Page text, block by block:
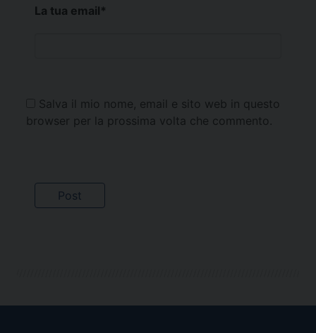
La tua email*
Salva il mio nome, email e sito web in questo
browser per la prossima volta che commento.